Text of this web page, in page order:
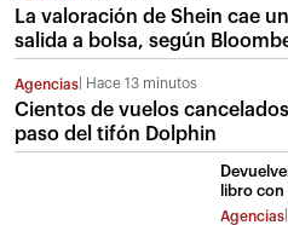
La valoración de Shein cae
salida a bolsa, según
Agencias Hace 13 minutos
Cientos de vuelos
paso del tifón Dolphin
Agencias
libro